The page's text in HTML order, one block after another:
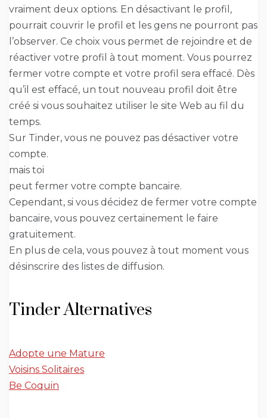
vraiment deux options. En désactivant le profil,
pourrait couvrir le profil et les gens ne pourront pas
l’observer. Ce choix vous permet de rejoindre et de
réactiver votre profil à tout moment. Vous pourrez
fermer votre compte et votre profil sera effacé. Dès
qu’il est effacé, un tout nouveau profil doit être
créé si vous souhaitez utiliser le site Web au fil du
temps.
Sur Tinder, vous ne pouvez pas désactiver votre
compte.
mais toi
peut fermer votre compte bancaire.
Cependant, si vous décidez de fermer votre compte
bancaire, vous pouvez certainement le faire
gratuitement.
En plus de cela, vous pouvez à tout moment vous
désinscrire des listes de diffusion.
Tinder Alternatives
Adopte une Mature
Voisins Solitaires
Be Coquin